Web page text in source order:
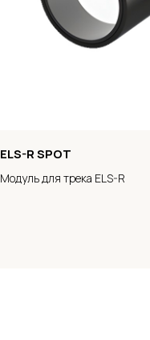
ELS-R SPOT
Модуль для трека ELS-R